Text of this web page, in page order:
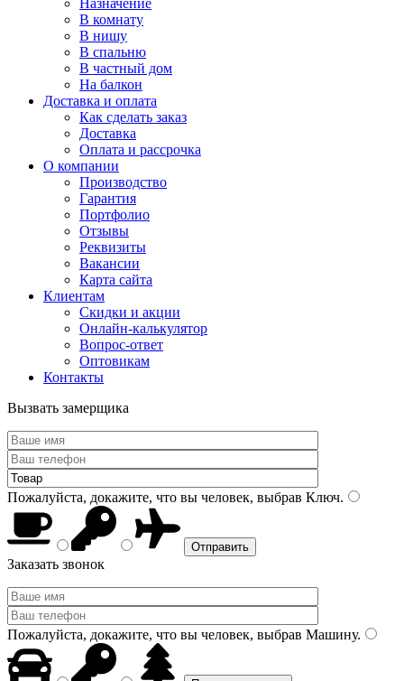
Назначение
В комнату
В нишу
В спальню
В частный дом
На балкон
Доставка и оплата
Как сделать заказ
Доставка
Оплата и рассрочка
О компании
Производство
Гарантия
Портфолио
Отзывы
Реквизиты
Вакансии
Карта сайта
Клиентам
Скидки и акции
Онлайн-калькулятор
Вопрос-ответ
Оптовикам
Контакты
Вызвать замерщика
Пожалуйста, докажите, что вы человек, выбрав Ключ.
Заказать звонок
Пожалуйста, докажите, что вы человек, выбрав Машину.